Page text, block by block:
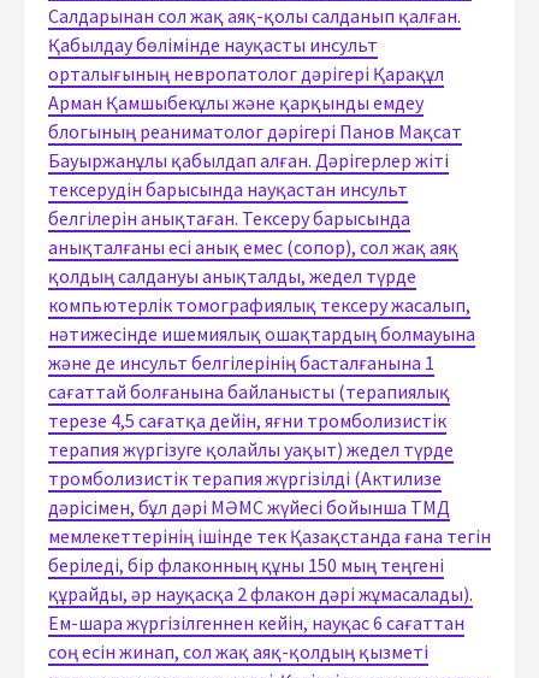
Салдарынан сол жақ аяқ-қолы салданып қалған.
Қабылдау бөлімінде науқасты инсульт
орталығының невропатолог дәрігері Қарақұл
Арман Қамшыбекұлы және қарқынды емдеу
блогының реаниматолог дәрігері Панов Мақсат
Бауыржанұлы қабылдап алған. Дәрігерлер жіті
тексерудін барысында науқастан инсульт
белгілерін анықтаған. Тексеру барысында
анықталғаны есі анық емес (сопор), сол жақ аяқ
қолдың салдануы анықталды, жедел түрде
компьютерлік томографиялық тексеру жасалып,
нәтижесінде ишемиялық ошақтардың болмауына
және де инсульт белгілерінің басталғанына 1
сағаттай болғанына байланысты (терапиялық
терезе 4,5 сағатқа дейін, яғни тромболизистік
терапия жүргізуге қолайлы уақыт) жедел түрде
тромболизистік терапия жүргізілді (Актилизе
дәрісімен, бұл дәрі МӘМС жүйесі бойынша ТМД
мемлекеттерінің ішінде тек Қазақстанда ғана тегін
беріледі, бір флаконның құны 150 мың теңгені
құрайды, әр науқасқа 2 флакон дәрі жұмасалады).
Ем-шара жүргізілгеннен кейін, науқас 6 сағаттан
соң есін жинап, сол жақ аяқ-қолдың қызметі